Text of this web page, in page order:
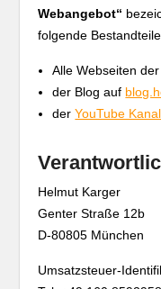
Webangebot“
folgende
Alle Webseiten
der Blog auf
derYouTube Kanal
Helmut Karger
Genter Straße 12b
D-80805 München
Umsatzsteuer-